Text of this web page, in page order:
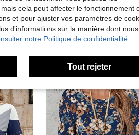
cela peut affecter le fonctionnement
et pour ajuster vos paramètres de
d'informations sur la manière dont nous
notre Politique de confidentialité.
Tout rejeter